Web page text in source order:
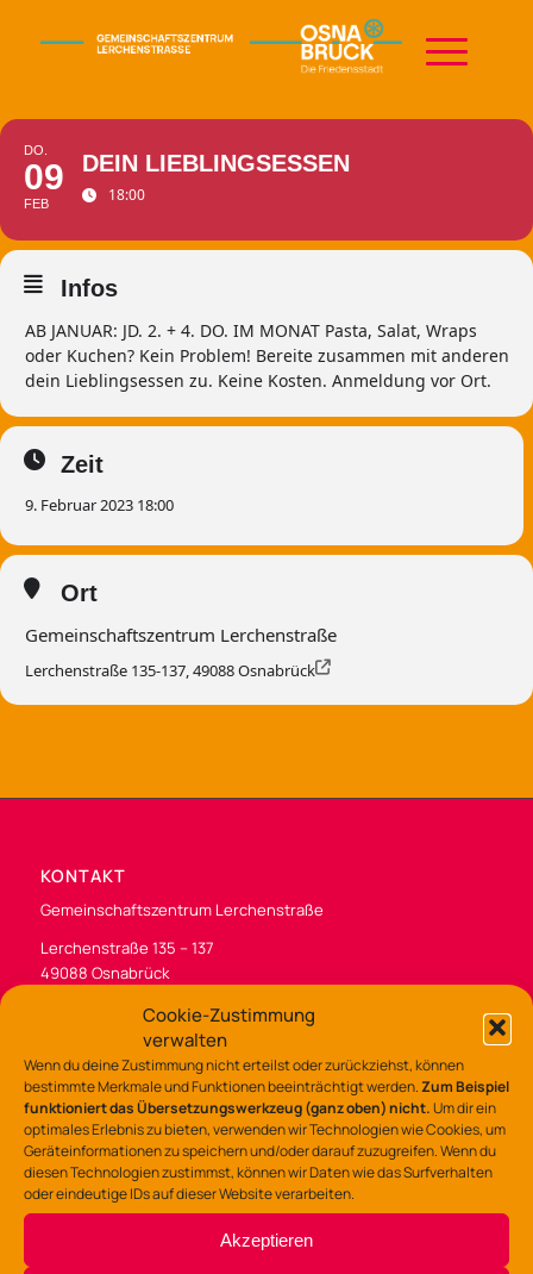
Cookie-Zustimmung
verwalten
Wenn du deine Zustimmung nicht erteilst oder zurückziehst, können
bestimmte Merkmale und Funktionen beeinträchtigt werden.Zum Beispiel
funktioniert das Übersetzungswerkzeug (ganz oben) nicht.Um dir ein
optimales Erlebnis zu bieten, verwenden wir Technologien wie Cookies, um
Geräteinformationen zu speichern und/oder darauf zuzugreifen. Wenn du
diesen Technologien zustimmst, können wir Daten wie das Surfverhalten
oder eindeutige IDs auf dieser Website verarbeiten.
Akzeptieren
DO.
09
FEB
DEIN LIEBLINGSESSEN
18:00
Infos
AB JANUAR: JD. 2. + 4. DO. IM MONAT Pasta, Salat, Wraps
oder Kuchen? Kein Problem! Bereite zusammen mit anderen
dein Lieblingsessen zu. Keine Kosten. Anmeldung vor Ort.
Zeit
9. Februar 2023 18:00
Ort
Gemeinschaftszentrum Lerchenstraße
Lerchenstraße 135-137, 49088 Osnabrück
KONTAKT
Gemeinschaftszentrum Lerchenstraße
Lerchenstraße 135 – 137
49088 Osnabrück
Tel.: 0541/323-7530
gz-lerchenstr@osnabrueck.de
BÜROZEITEN